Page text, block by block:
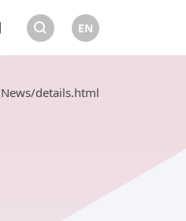
EN
details.html